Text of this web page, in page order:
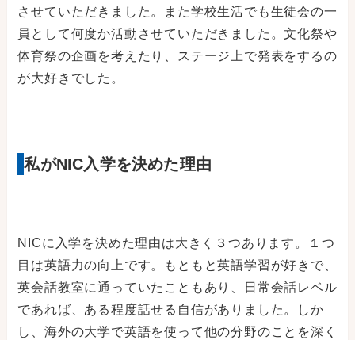
させていただきました。また学校生活でも生徒会の一
員として何度か活動させていただきました。文化祭や
体育祭の企画を考えたり、ステージ上で発表をするの
が大好きでした。
私がNIC入学を決めた理由
NICに入学を決めた理由は大きく３つあります。１つ
目は英語力の向上です。もともと英語学習が好きで、
英会話教室に通っていたこともあり、日常会話レベル
であれば、ある程度話せる自信がありました。しか
し、海外の大学で英語を使って他の分野のことを深く